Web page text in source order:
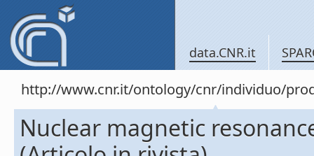
data.CNR.it
http://www.cnr.it/ontology/cnr/individuo/
Nuclear magnetic